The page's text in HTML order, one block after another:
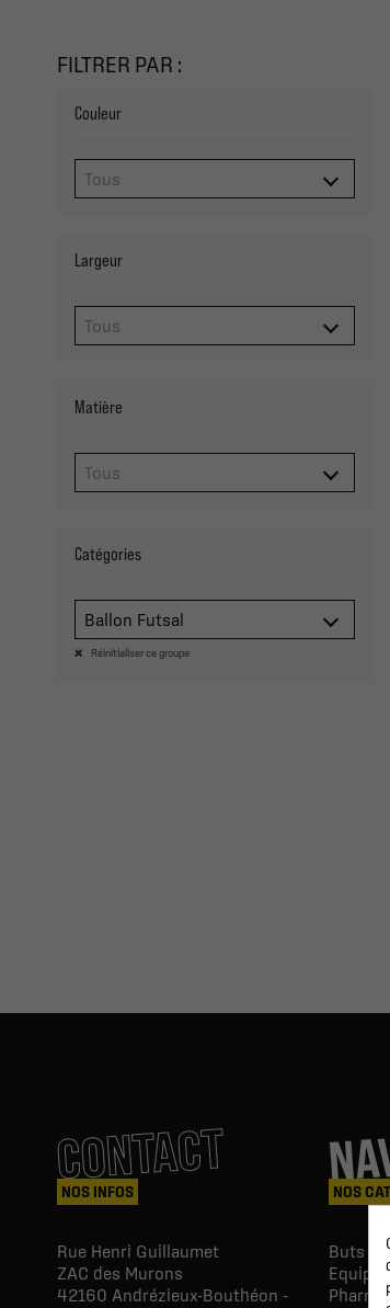
FILTRER PAR :
Couleur
Largeur
Matière
Catégories
Ballon Futsal
Réinitialiser ce groupe
CONTACT
NOS INFOS
Rue Henri Guillaumet
ZAC des Murons
42160 Andrézieux-Bouthéon -
NOS
Buts &